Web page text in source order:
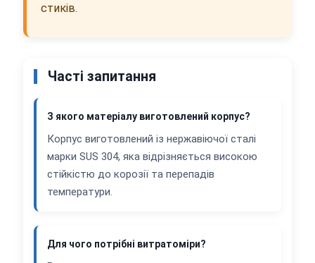
стиків.
Часті запитання
З якого матеріалу виготовлений корпус?
Корпус виготовлений із нержавіючої сталі
марки SUS 304, яка відрізняється високою
стійкістю до корозії та перепадів
температури.
Для чого потрібні витратоміри?